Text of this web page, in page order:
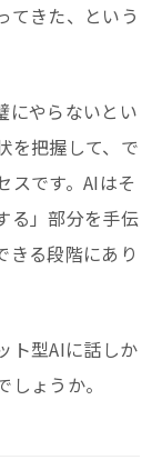
てきた、という
にやらないとい
を把握して、で
スです。AIはそ
る」部分を手伝
きる段階にあり
ト型AIに話しか
ょうか。